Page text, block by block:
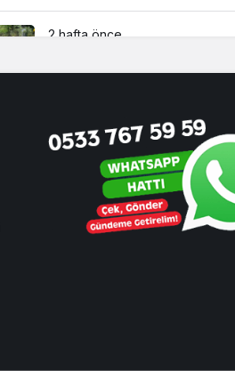
2 hafta önce
4 hafta önce
Dikkat! Beykoz’un 4 büyük
mahallesinde su kesintisi